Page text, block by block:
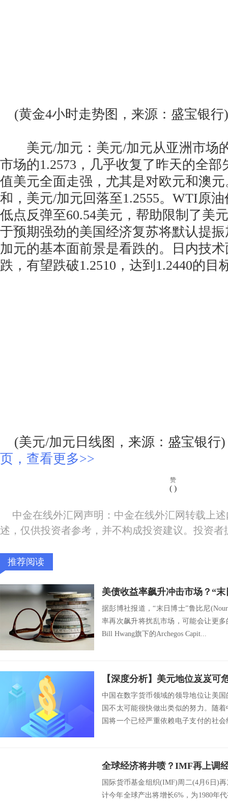
(黄金4小时走势图，来源：盛宝银行)
美元/加元：美元/加元从亚洲市场
市场的1.2573，几乎收复了昨天的全
值美元全面走强，尤其是对欧元和澳
和，美元/加元回落至1.2555。WTI原
低点反弹至60.54美元，帮助限制了美
于预期强劲的美国经济复苏将默认提
加元的基本面前景是看跌的。日内技术
跌，有望跌破1.2510，达到1.2440的目
(美元/加元日线图，来源：盛宝银行
页，查看更多>>
赞
( )
中金在线外汇网声明：中金在线外汇网转载上
述，仅供投资者参考，并不构成投资建议。投资
推荐阅读
据彭博社报道，“末日博士”鲁比尼
率再次飙升将扰乱市场，可能会让更
Bill Hwang旗下的Archegos Capit...
中国在数字货币领域的领导地位让美
国不太可能很快做出类似的努力。随
国将一个已经严重依赖电子支付的社
国际货币基金组织(IMF)周二(4月6日)
计今年全球产出将增长6%，为1980年